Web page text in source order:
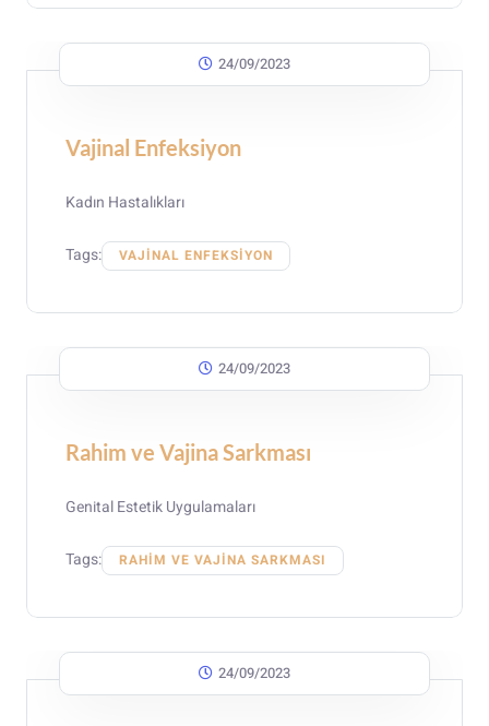
24/09/2023
Vajinal Enfeksiyon
Kadın Hastalıkları
Tags: VAJINAL ENFEKSIYON
24/09/2023
Rahim ve Vajina Sarkması
Genital Estetik Uygulamaları
Tags: RAHIM VE VAJINA SARKMASI
24/09/2023